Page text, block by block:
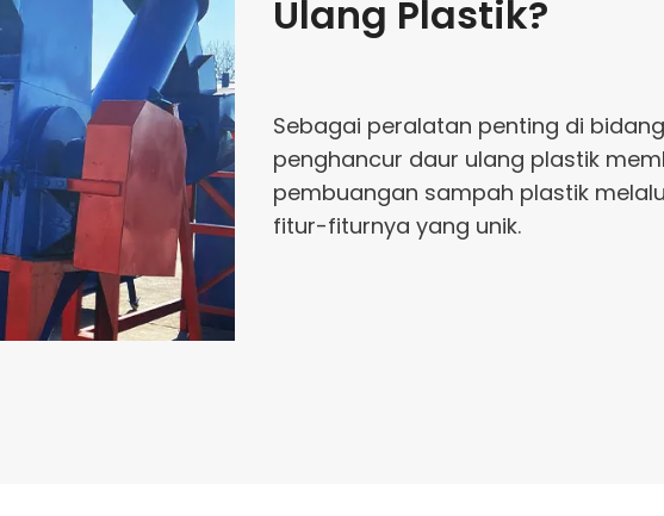
Ulang Plastik?
Sebagai peralatan penting di
penghancur daur ulang plastik
pembuangan sampah plastik
fitur-fiturnya yang unik.